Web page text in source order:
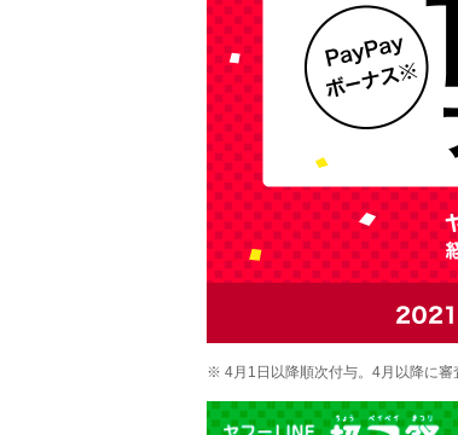
※ 4月1日以降順次付与。4月以降に審